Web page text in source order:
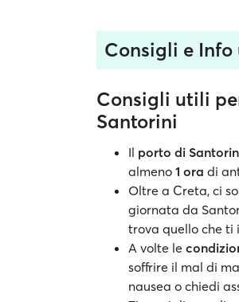
Consigli e
Consigli utili
Santorini
Il porto di
almeno 1 ora di
Oltre a Creta, ci
giornata da
trova quello che ti
A volte le
soffrire il mal di
nausea o chiedi